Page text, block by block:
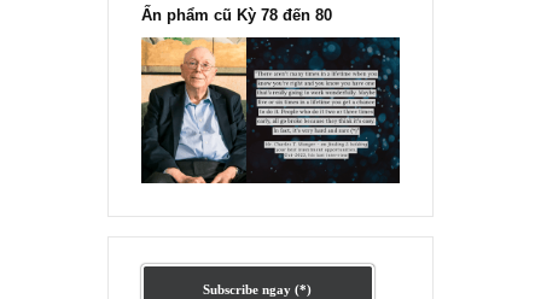
“Đừng sợ mua cổ phiếu dài hạn
chỉ vì chiến tranh”, ngài Philip
Fisher